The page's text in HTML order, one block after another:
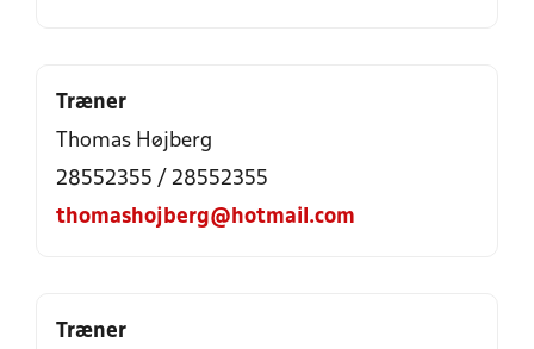
Træner
Thomas Højberg
28552355 / 28552355
thomashojberg@hotmail.com
Træner